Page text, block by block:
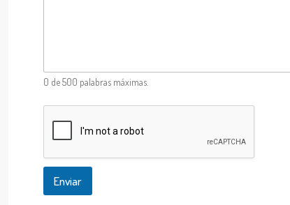
o
r
0 de 500 palabras máximas.
Enviar